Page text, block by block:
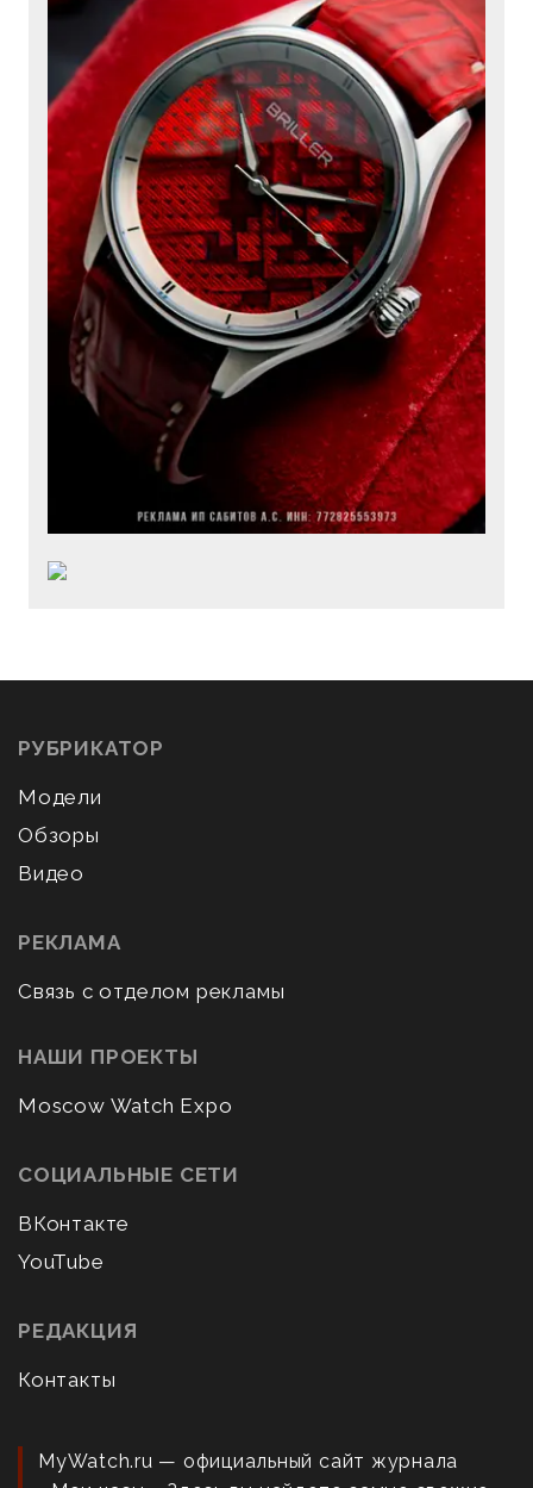
РУБРИКАТОР
Модели
Обзоры
Видео
РЕКЛАМА
Связь с отделом рекламы
НАШИ ПРОЕКТЫ
Moscow Watch Expo
СОЦИАЛЬНЫЕ СЕТИ
ВКонтакте
YouTube
РЕДАКЦИЯ
Контакты
MyWatch.ru — официальный сайт журнала